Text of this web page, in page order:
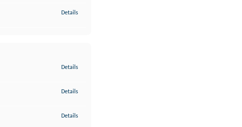
Details
Details
Details
Details